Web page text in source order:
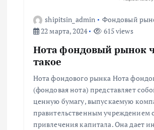
shipitsin_admin
Фондовый
22 марта, 2024
615 views
Нота фондовый рынок
такое
Нота фондового рынка Нота
(фондовая нота) представляет
ценную бумагу, выпускаемую
правительственным учреждением
привлечения капитала. Она дает